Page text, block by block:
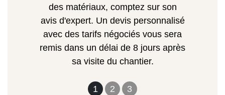
1 2 3
des matériaux, comptez sur son
avis d'expert. Un devis personnalisé
avec des tarifs négociés vous sera
remis dans un délai de 8 jours après
sa visite du chantier.